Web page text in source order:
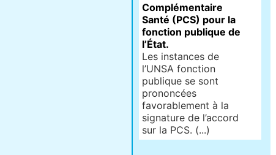
Complémentaire
Santé (PCS) pour la
fonction publique de
l’État.
Les instances de
l’UNSA fonction
publique se sont
prononcées
favorablement à la
signature de l’accord
sur la PCS. (...)